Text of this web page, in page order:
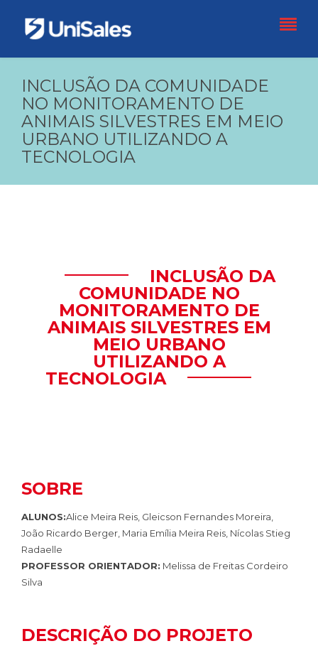
INCLUSÃO DA COMUNIDADE
NO MONITORAMENTO DE
ANIMAIS SILVESTRES EM MEIO
URBANO UTILIZANDO A
TECNOLOGIA
INCLUSÃO DA
COMUNIDADE NO
MONITORAMENTO DE
ANIMAIS SILVESTRES EM
MEIO URBANO
UTILIZANDO A
TECNOLOGIA
SOBRE
ALUNOS:Alice Meira Reis, Gleicson Fernandes Moreira,
João Ricardo Berger, Maria Emília Meira Reis, Nícolas Stieg
Radaelle
PROFESSOR ORIENTADOR: Melissa de Freitas Cordeiro
Silva
DESCRIÇÃO DO PROJETO